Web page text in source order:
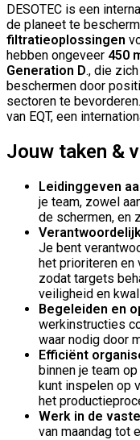
DESOTEC is een
de planeet te
filtratieoplossingen
hebben ongeveer 450
Generation D., die
beschermen door
sectoren te bevorderen.
van EQT, een
Jouw taken &
Leidinggeven
je team, zowel
de schermen, en
Je bent
het prioriteren en
zodat targets
veiligheid en
Begeleiden en
werkinstructies
waar nodig door
Efficiënt
binnen je team
kunt inspelen op
het
Werk in de
van maandag tot